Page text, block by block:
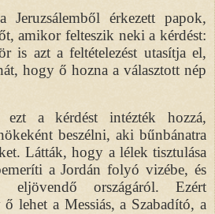
Jeruzsálemből érkezett papok,
amikor felteszik neki a kérdést:
is azt a feltételezést utasítja el,
hogy ő hozna a választott nép
a kérdést intézték hozzá,
beszélni, aki bűnbánatra
Látták, hogy a lélek tisztulása
a Jordán folyó vizébe, és
eljövendő országáról. Ezért
lehet a Messiás, a Szabadító, a